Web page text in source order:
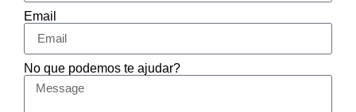
Email
No que podemos te ajudar?